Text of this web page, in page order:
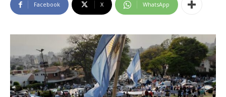
Facebook X WhatsApp